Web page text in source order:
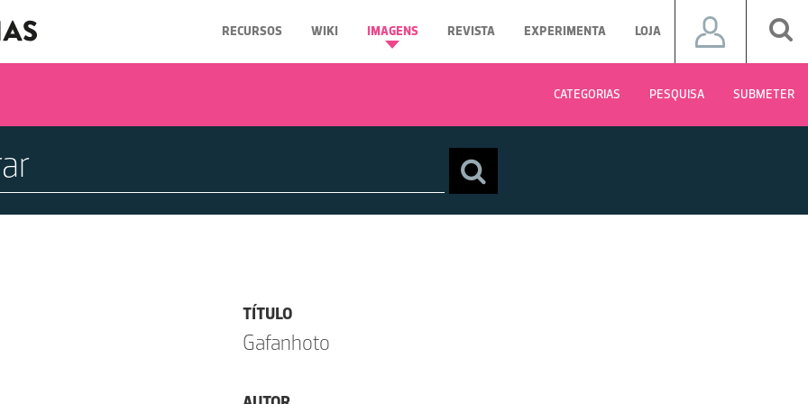
RECURSOS WIKI IMAGENS REVISTA EXPERIMENTA LOJA
CATEGORIAS PESQUISA SUBMETER
TÍTULO
Gafanhoto